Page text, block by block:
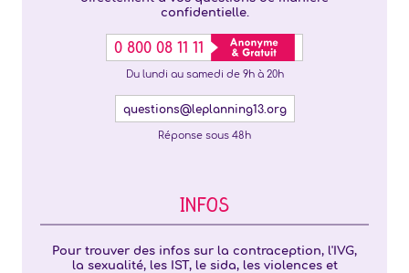
confidentielle.
0 800 08 11 11
Du lundi au samedi de 9h à 20h
questions@leplanning13.org
Réponse sous 48h
INFOS
Pour trouver des infos sur la contraception, l'IVG,
la sexualité, les IST, le sida, les violences et